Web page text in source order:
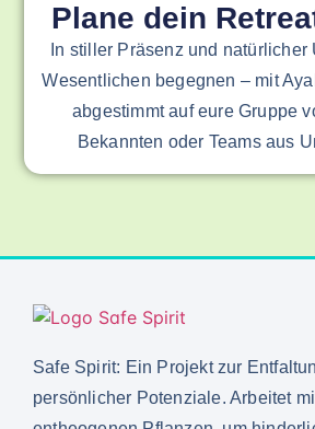
Plane dein
In stiller Präsenz und natürlicher
Wesentlichen begegnen – mit
abgestimmt auf eure Gruppe
Bekannten oder Teams aus
Safe Spirit: Ein Projekt zur
persönlicher Potenziale. Arbeitet